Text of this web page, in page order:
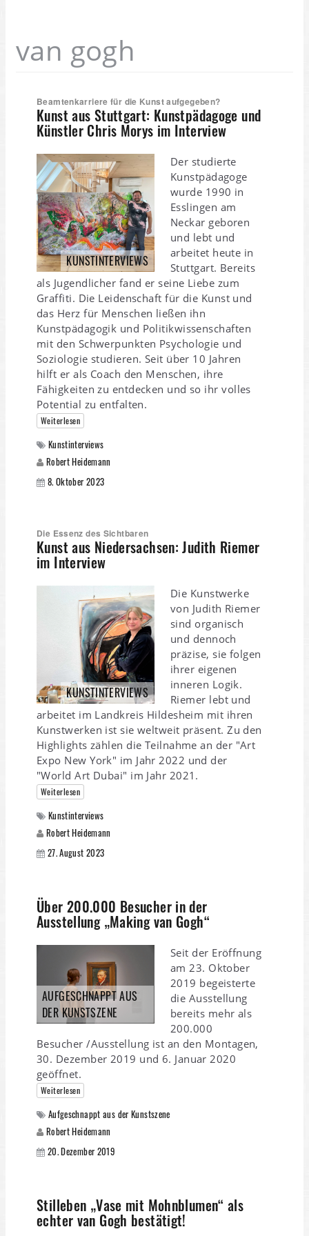
van gogh
Beamtenkarriere für die Kunst aufgegeben?
Kunst aus Stuttgart: Kunstpädagoge und
Künstler Chris Morys im Interview
KUNSTINTERVIEWS
Der studierte
Kunstpädagoge
wurde 1990 in
Esslingen am
Neckar geboren
und lebt und
arbeitet heute in
Stuttgart. Bereits
als Jugendlicher fand er seine Liebe zum
Graffiti. Die Leidenschaft für die Kunst und
das Herz für Menschen ließen ihn
Kunstpädagogik und Politikwissenschaften
mit den Schwerpunkten Psychologie und
Soziologie studieren. Seit über 10 Jahren
hilft er als Coach den Menschen, ihre
Fähigkeiten zu entdecken und so ihr volles
Potential zu entfalten.
Weiterlesen
Kunstinterviews
Robert Heidemann
8. Oktober 2023
Die Essenz des Sichtbaren
Kunst aus Niedersachsen: Judith Riemer
im Interview
KUNSTINTERVIEWS
Die Kunstwerke
von Judith Riemer
sind organisch
und dennoch
präzise, sie folgen
ihrer eigenen
inneren Logik.
Riemer lebt und
arbeitet im Landkreis Hildesheim mit ihren
Kunstwerken ist sie weltweit präsent. Zu den
Highlights zählen die Teilnahme an der "Art
Expo New York" im Jahr 2022 und der
"World Art Dubai" im Jahr 2021.
Weiterlesen
Kunstinterviews
Robert Heidemann
27. August 2023
Über 200.000 Besucher in der
Ausstellung „Making van Gogh“
AUFGESCHNAPPT AUS
DER KUNSTSZENE
Seit der Eröffnung
am 23. Oktober
2019 begeisterte
die Ausstellung
bereits mehr als
200.000
Besucher /Ausstellung ist an den Montagen,
30. Dezember 2019 und 6. Januar 2020
geöffnet.
Weiterlesen
Aufgeschnappt aus der Kunstszene
Robert Heidemann
20. Dezember 2019
Stilleben „Vase mit Mohnblumen“ als
echter van Gogh bestätigt!